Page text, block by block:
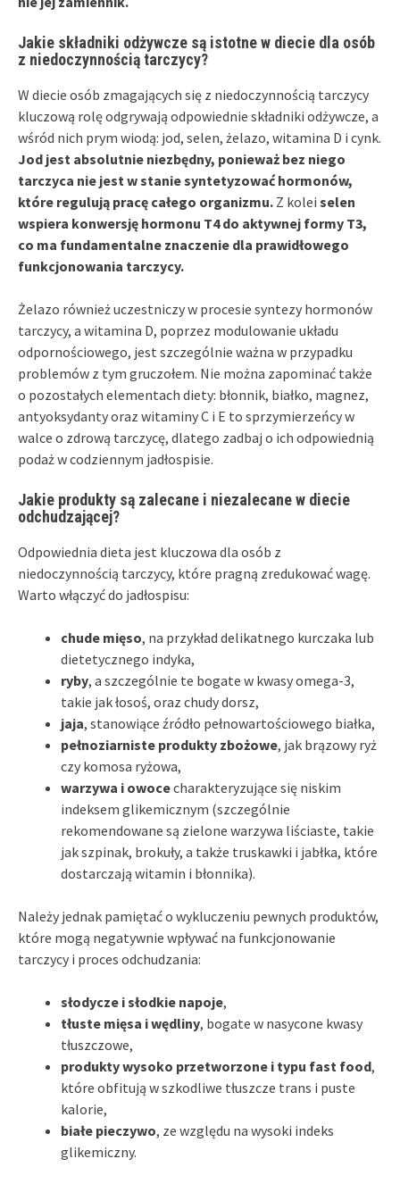
Jakie składniki odżywcze są istotne w diecie dla osób
z niedoczynnością tarczycy?
W diecie osób zmagających się z niedoczynnością tarczycy
kluczową rolę odgrywają odpowiednie składniki odżywcze, a
wśród nich prym wiodą: jod, selen, żelazo, witamina D i cynk.
Jod jest absolutnie niezbędny, ponieważ bez niego
tarczyca nie jest w stanie syntetyzować hormonów,
które regulują pracę całego organizmu. Z kolei selen
wspiera konwersję hormonu T4 do aktywnej formy T3,
co ma fundamentalne znaczenie dla prawidłowego
funkcjonowania tarczycy.
Żelazo również uczestniczy w procesie syntezy hormonów
tarczycy, a witamina D, poprzez modulowanie układu
odpornościowego, jest szczególnie ważna w przypadku
problemów z tym gruczołem. Nie można zapominać także
o pozostałych elementach diety: błonnik, białko, magnez,
antyoksydanty oraz witaminy C i E to sprzymierzeńcy w
walce o zdrową tarczycę, dlatego zadbaj o ich odpowiednią
podaż w codziennym jadłospisie.
Jakie produkty są zalecane i niezalecane w diecie
odchudzającej?
Odpowiednia dieta jest kluczowa dla osób z
niedoczynnością tarczycy, które pragną zredukować wagę.
Warto włączyć do jadłospisu:
chude mięso, na przykład delikatnego kurczaka lub
dietetycznego indyka,
ryby, a szczególnie te bogate w kwasy omega-3,
takie jak łosoś, oraz chudy dorsz,
jaja, stanowiące źródło pełnowartościowego białka,
pełnoziarniste produkty zbożowe, jak brązowy ryż
czy komosa ryżowa,
warzywa i owocecharakteryzujące się niskim
indeksem glikemicznym (szczególnie
rekomendowane są zielone warzywa liściaste, takie
jak szpinak, brokuły, a także truskawki i jabłka, które
dostarczają witamin i błonnika).
Należy jednak pamiętać o wykluczeniu pewnych produktów,
które mogą negatywnie wpływać na funkcjonowanie
tarczycy i proces odchudzania:
słodycze i słodkie napoje,
tłuste mięsa i wędliny, bogate w nasycone kwasy
tłuszczowe,
produkty wysoko przetworzone i typu fast food,
które obfitują w szkodliwe tłuszcze trans i puste
kalorie,
białe pieczywo, ze względu na wysoki indeks
glikemiczny.